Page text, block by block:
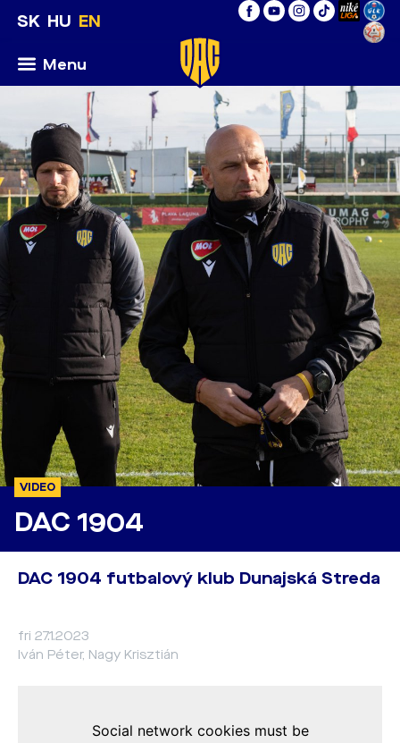
SK HU EN
Menu
VIDEO
DAC 1904
DAC 1904 futbalový klub Dunajská Streda
fri 27.1.2023
Iván Péter, Nagy Krisztián